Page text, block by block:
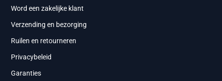
Word een zakelijke klant
Verzending en bezorging
Ruilen en retourneren
Privacybeleid
Garanties